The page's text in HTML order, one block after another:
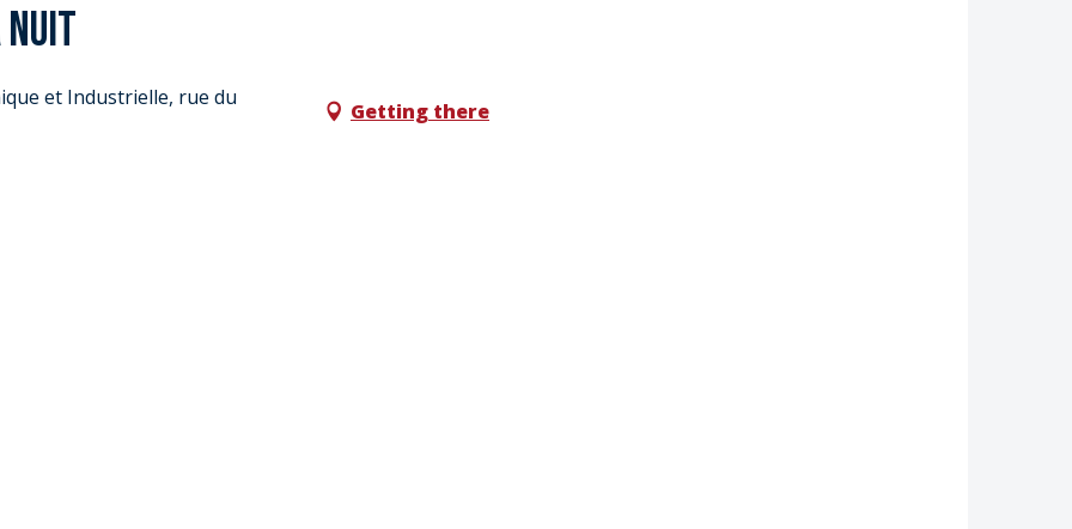
nuit
et Industrielle, rue du
Getting there